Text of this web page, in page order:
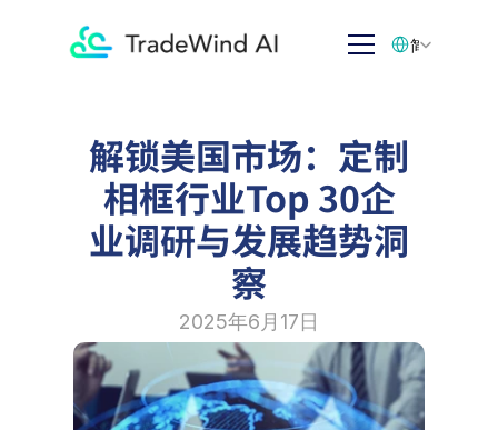
解锁美国市场：定制
相框行业Top 30企
业调研与发展趋势洞
察
2025年6月17日
简体中文